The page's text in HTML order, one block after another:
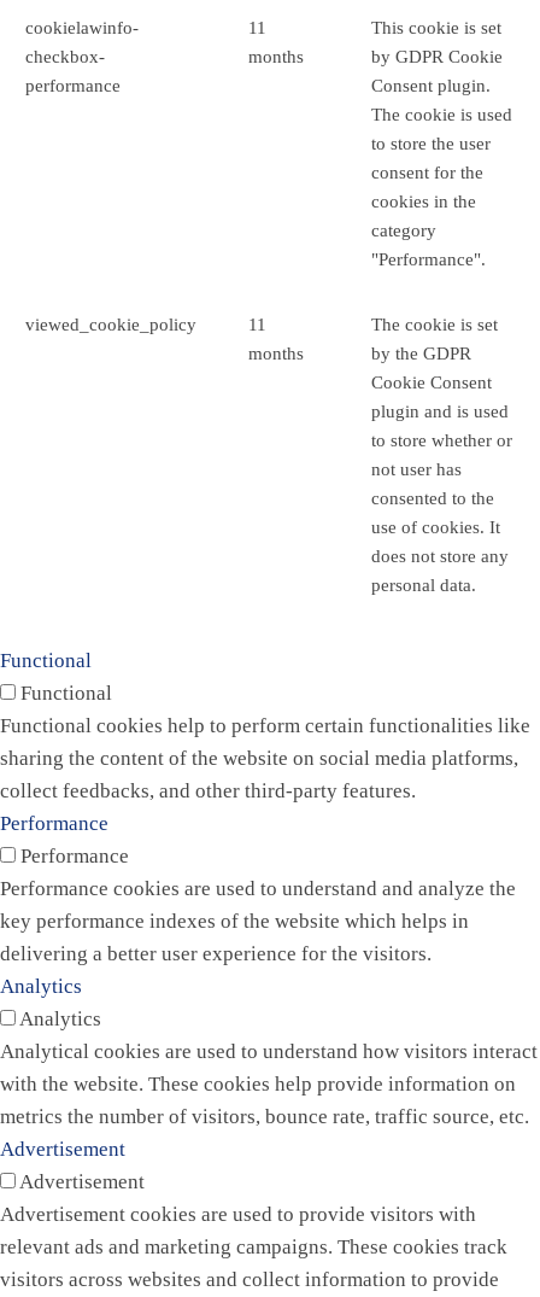
cookielawinfo-
checkbox-
performance
11
months
This cookie is set
by GDPR Cookie
Consent plugin.
The cookie is used
to store the user
consent for the
cookies in the
category
"Performance".
viewed_cookie_policy
11
months
The cookie is set
by the GDPR
Cookie Consent
plugin and is used
to store whether or
not user has
consented to the
use of cookies. It
does not store any
personal data.
Functional
Functional
Functional cookies help to perform certain functionalities like
sharing the content of the website on social media platforms,
collect feedbacks, and other third-party features.
Performance
Performance
Performance cookies are used to understand and analyze the
key performance indexes of the website which helps in
delivering a better user experience for the visitors.
Analytics
Analytics
Analytical cookies are used to understand how visitors interact
with the website. These cookies help provide information on
metrics the number of visitors, bounce rate, traffic source, etc.
Advertisement
Advertisement
Advertisement cookies are used to provide visitors with
relevant ads and marketing campaigns. These cookies track
visitors across websites and collect information to provide